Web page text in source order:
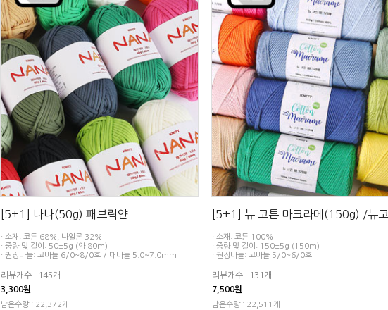
[5+1] 나나(50g) 패브릭얀
· 소재: 코튼 68%, 나일론 32%
· 중량 및 길이: 50±5g (약 80m)
· 권장바늘: 코바늘 6/0~8/0호 / 대바늘 5.0~7.0mm
리뷰개수 : 145개
3,300원
남은수량 : 22,372개
[5+1] 뉴 코튼 마크라메(150g) /뉴코
· 소재: 코튼 100%
· 중량 및 길이: 150±5g (150m)
· 권장바늘: 코바늘 5/0~6/0호
리뷰개수 : 131개
7,500원
남은수량 : 22,511개